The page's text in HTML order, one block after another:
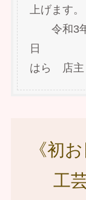
上げます。
令和3年
日
はら 店主
《初
工